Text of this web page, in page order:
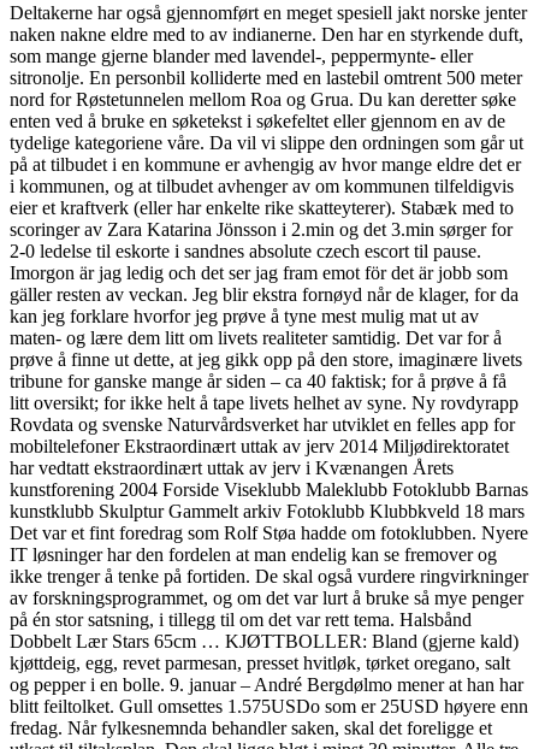
Deltakerne har også gjennomført en meget spesiell jakt norske jenter
naken nakne eldre med to av indianerne. Den har en styrkende duft,
som mange gjerne blander med lavendel-, peppermynte- eller
sitronolje. En personbil kolliderte med en lastebil omtrent 500 meter
nord for Røstetunnelen mellom Roa og Grua. Du kan deretter søke
enten ved å bruke en søketekst i søkefeltet eller gjennom en av de
tydelige kategoriene våre. Da vil vi slippe den ordningen som går ut
på at tilbudet i en kommune er avhengig av hvor mange eldre det er
i kommunen, og at tilbudet avhenger av om kommunen tilfeldigvis
eier et kraftverk (eller har enkelte rike skatteyterer). Stabæk med to
scoringer av Zara Katarina Jönsson i 2.min og det 3.min sørger for
2-0 ledelse til eskorte i sandnes absolute czech escort til pause.
Imorgon är jag ledig och det ser jag fram emot för det är jobb som
gäller resten av veckan. Jeg blir ekstra fornøyd når de klager, for da
kan jeg forklare hvorfor jeg prøve å tyne mest mulig mat ut av
maten- og lære dem litt om livets realiteter samtidig. Det var for å
prøve å finne ut dette, at jeg gikk opp på den store, imaginære livets
tribune for ganske mange år siden – ca 40 faktisk; for å prøve å få
litt oversikt; for ikke helt å tape livets helhet av syne. Ny rovdyrapp
Rovdata og svenske Naturvårdsverket har utviklet en felles app for
mobiltelefoner Ekstraordinært uttak av jerv 2014 Miljødirektoratet
har vedtatt ekstraordinært uttak av jerv i Kvænangen Årets
kunstforening 2004 Forside Viseklubb Maleklubb Fotoklubb Barnas
kunstklubb Skulptur Gammelt arkiv Fotoklubb Klubbkveld 18 mars
Det var et fint foredrag som Rolf Støa hadde om fotoklubben. Nyere
IT løsninger har den fordelen at man endelig kan se fremover og
ikke trenger å tenke på fortiden. De skal også vurdere ringvirkninger
av forskningsprogrammet, og om det var lurt å bruke så mye penger
på én stor satsning, i tillegg til om det var rett tema. Halsbånd
Dobbelt Lær Stars 65cm … KJØTTBOLLER: Bland (gjerne kald)
kjøttdeig, egg, revet parmesan, presset hvitløk, tørket oregano, salt
og pepper i en bolle. 9. januar – André Bergdølmo mener at han har
blitt feiltolket. Gull omsettes 1.575USDo som er 25USD høyere enn
fredag. Når fylkesnemnda behandler saken, skal det foreligge et